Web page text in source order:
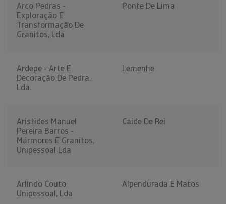
Arco Pedras -
Exploração E
Transformação De
Granitos, Lda
Ponte De Lima
Ardepe - Arte E
Decoração De Pedra,
Lda.
Lemenhe
Aristides Manuel
Pereira Barros -
Mármores E Granitos,
Unipessoal Lda
Caíde De Rei
Arlindo Couto,
Unipessoal, Lda
Alpendurada E Matos